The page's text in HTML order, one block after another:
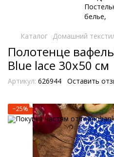
Каталог Домашний
Полотенце
Blue lace 30х50 см
Артикул: 626944 Оставить
−25%